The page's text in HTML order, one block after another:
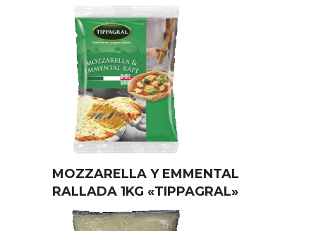
MOZZARELLA Y EMMENTAL
RALLADA 1KG «TIPPAGRAL»